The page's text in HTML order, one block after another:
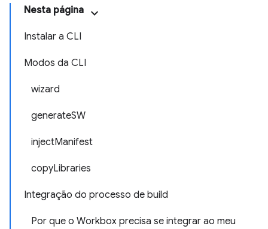
Nesta página
Instalar a CLI
Modos da CLI
wizard
generateSW
injectManifest
copyLibraries
Integração do processo de build
Por que o Workbox precisa se integrar ao meu